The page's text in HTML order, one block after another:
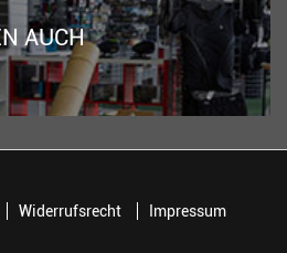
AUCH
Widerrufsrecht Impressum